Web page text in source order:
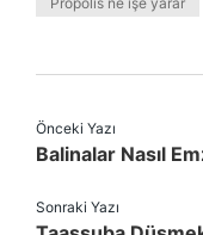
Önceki Yazı
Balinalar Nasıl
Sonraki Yazı